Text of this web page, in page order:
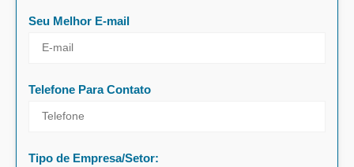
Seu Melhor E-mail
Telefone Para Contato
Tipo de Empresa/Setor: